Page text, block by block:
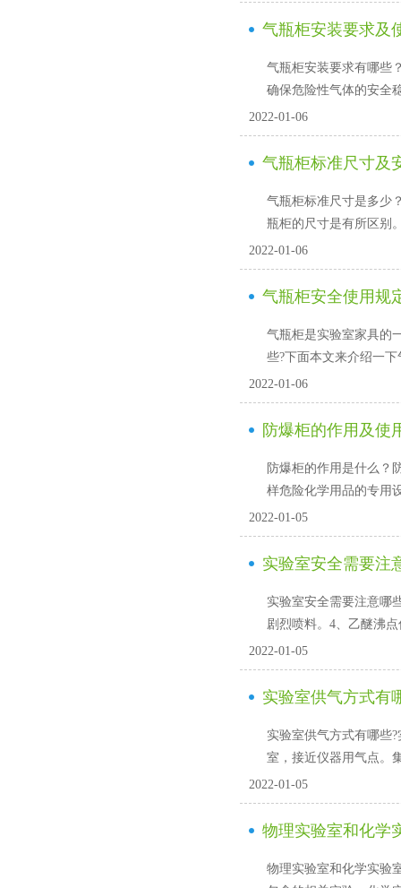
气瓶柜安装要求及
气瓶柜安装要求有哪些
确保危险性气体的安全稳
2022-01-06
气瓶柜标准尺寸及
气瓶柜标准尺寸是多少
瓶柜的尺寸是有所区别
2022-01-06
气瓶柜安全使用规
气瓶柜是实验室家具的一
些?下面本文来介绍一下
2022-01-06
防爆柜的作用及使
防爆柜的作用是什么？
样危险化学用品的专用设备
2022-01-05
实验室安全需要注
实验室安全需要注意哪些
剧烈喷料。4、乙醚沸点
2022-01-05
实验室供气方式有
实验室供气方式有哪些?
室，接近仪器用气点
2022-01-05
物理实验室和化学
物理实验室和化学实验